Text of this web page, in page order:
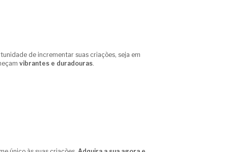
de incrementar suas criações, seja em
vibrantes e duradouras.